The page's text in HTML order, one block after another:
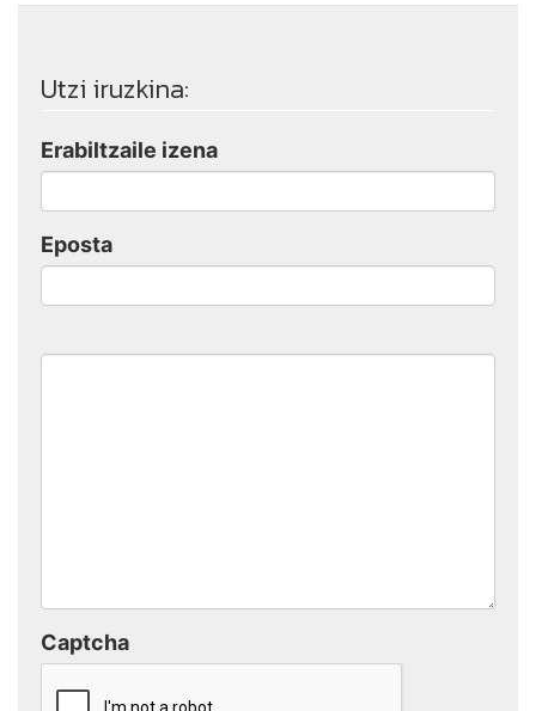
Utzi iruzkina:
Erabiltzaile izena
Eposta
Captcha